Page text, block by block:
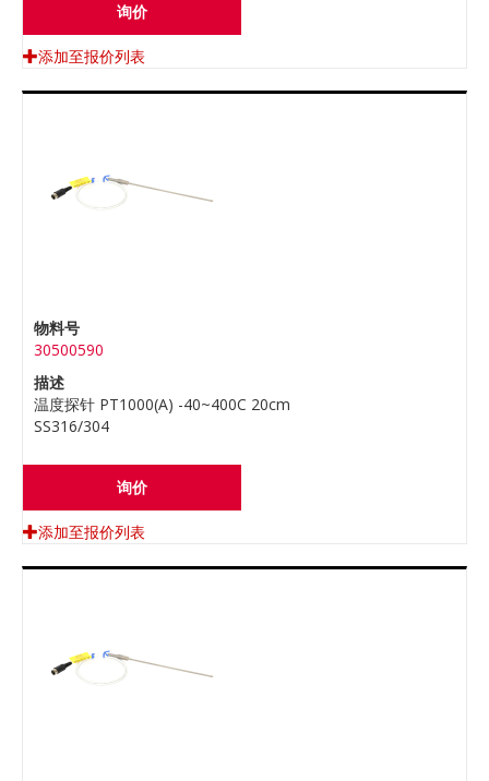
询价
添加至报价列表
物料号
30500590
描述
温度探针 PT1000(A) -40~400C 20cm
SS316/304
询价
添加至报价列表